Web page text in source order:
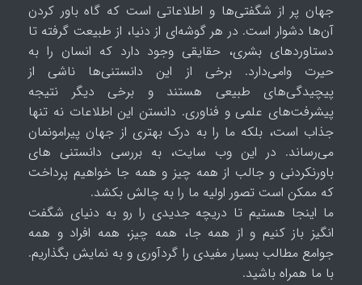
جهان پر از شگفتی‌ها و اطلاعاتی است که گاه باور کردن
آن‌ها دشوار است. در هر گوشه‌ای از دنیا، از طبیعت گرفته تا
دستاوردهای بشری، حقایقی وجود دارد که انسان را به
حیرت وامی‌دارد. برخی از این دانستنی‌ها ناشی از
پیچیدگی‌های طبیعی هستند و برخی دیگر نتیجه
پیشرفت‌های علمی و فناوری. دانستن این اطلاعات نه تنها
جذاب است، بلکه ما را به درک بهتری از جهان پیرامونمان
می‌رساند. در این وب سایت، به بررسی دانستنی های
باورنکردنی و جالب از همه چیز و همه جا خواهیم پرداخت
که ممکن است تصور اولیه ما را به چالش بکشد.
ما اینجا هستیم تا دریچه جدیدی را رو به دنیای شگفت
انگیز باز کنیم و از همه جا، همه چیز، همه افراد و همه
جوامع مطالب بسیار مفیدی را گردآوری و به نمایش بگذاریم.
با ما همراه باشید.